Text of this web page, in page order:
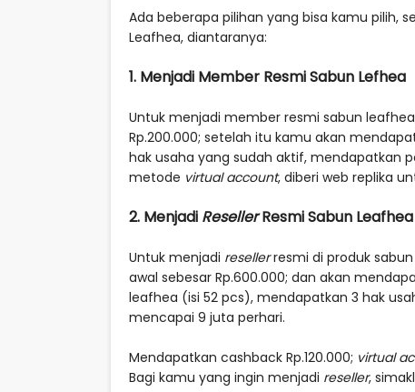
Ada beberapa pilihan yang bisa kamu pilih,
Leafhea, diantaranya:
1. Menjadi Member Resmi Sabun Lefhea
Untuk menjadi member resmi sabun
Rp.200.000; setelah itu kamu akan
hak usaha yang sudah aktif, mendapatkan
metode virtual account, diberi web replika
2. Menjadi ResellerResmi Sabun Leafhea
Untuk menjadi resellerresmi di produk
awal sebesar Rp.600.000; dan akan
leafhea (isi 52 pcs), mendapatkan 3 hak
mencapai 9 juta perhari.
Mendapatkan cashback Rp.120.000; virtual
Bagi kamu yang ingin menjadi reseller,